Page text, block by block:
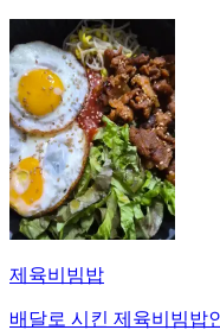
제육비빔밥
배달로 시킨 제육비빔밥